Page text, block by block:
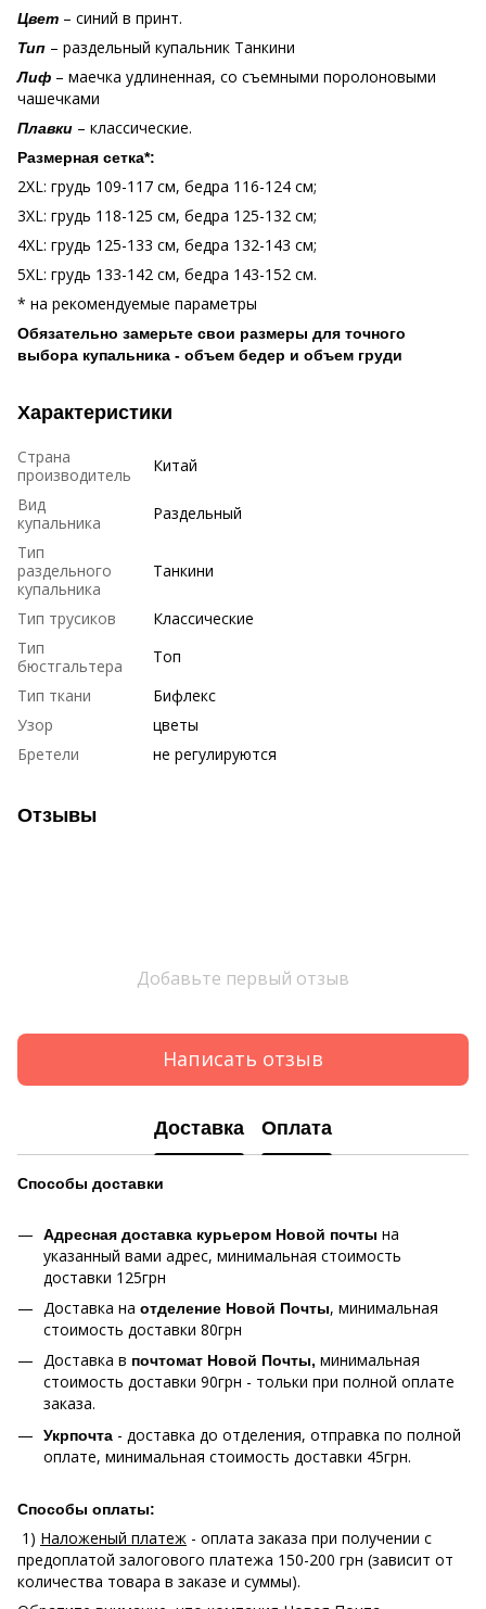
Цвет – синий в принт.
Тип – раздельный купальник Танкини
Лиф – маечка удлиненная, со съемными поролоновыми
чашечками
Плавки – классические.
Размерная сетка*:
2XL: грудь 109-117 см, бедра 116-124 см;
3XL: грудь 118-125 см, бедра 125-132 см;
4XL: грудь 125-133 см, бедра 132-143 см;
5XL: грудь 133-142 см, бедра 143-152 см.
* на рекомендуемые параметры
Обязательно замерьте свои размеры для точного
выбора купальника - объем бедер и объем груди
Характеристики
Страна
производитель
Китай
Вид
купальника
Раздельный
Тип
раздельного
купальника
Танкини
Тип трусиков
Классические
Тип
бюстгальтера
Топ
Тип ткани
Бифлекс
Узор
цветы
Бретели
не регулируются
Отзывы
Добавьте первый отзыв
Написать отзыв
Доставка Оплата
Способы доставки
Адресная доставка курьером Новой почты на
указанный вами адрес, минимальная стоимость
доставки 125грн
Доставка на отделение Новой Почты, минимальная
стоимость доставки 80грн
Доставка в почтомат Новой Почты, минимальная
стоимость доставки 90грн - тольки при полной оплате
заказа.
Укрпочта - доставка до отделения, отправка по полной
оплате, минимальная стоимость доставки 45грн.
Способы оплаты:
1) Наложеный платеж - оплата заказа при получении с
предоплатой залогового платежа 150-200 грн (зависит от
количества товара в заказе и суммы).